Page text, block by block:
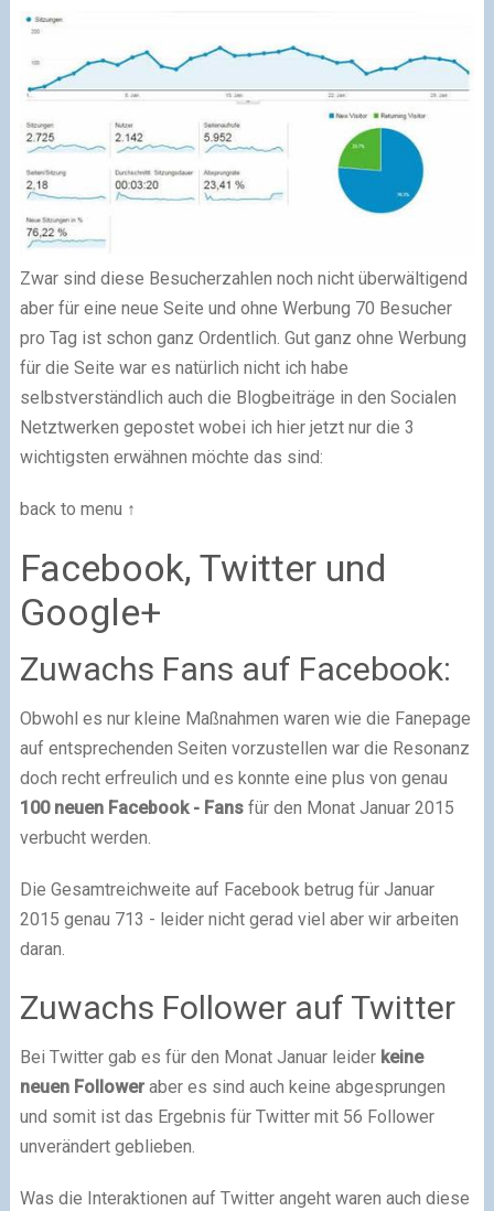
Zwar sind diese Besucherzahlen noch nicht überwältigend
aber für eine neue Seite und ohne Werbung 70 Besucher
pro Tag ist schon ganz Ordentlich. Gut ganz ohne Werbung
für die Seite war es natürlich nicht ich habe
selbstverständlich auch die Blogbeiträge in den Socialen
Netztwerken gepostet wobei ich hier jetzt nur die 3
wichtigsten erwähnen möchte das sind:
back to menu ↑
Facebook, Twitter und
Google+
Zuwachs Fans auf Facebook:
Obwohl es nur kleine Maßnahmen waren wie die Fanepage
auf entsprechenden Seiten vorzustellen war die Resonanz
doch recht erfreulich und es konnte eine plus von genau
100 neuen Facebook - Fansfür den Monat Januar 2015
verbucht werden.
Die Gesamtreichweite auf Facebook betrug für Januar
2015 genau 713 - leider nicht gerad viel aber wir arbeiten
daran.
Zuwachs Follower auf Twitter
Bei Twitter gab es für den Monat Januar leider keine
neuen Followeraber es sind auch keine abgesprungen
und somit ist das Ergebnis für Twitter mit 56 Follower
unverändert geblieben.
Was die Interaktionen auf Twitter angeht waren auch diese